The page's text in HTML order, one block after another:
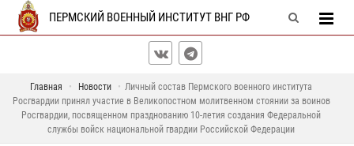
ПЕРМСКИЙ ВОЕННЫЙ ИНСТИТУТ ВНГ РФ
Главная Новости
Личный состав Пермского военного института
Росгвардии принял участие в Великопостном молитвенном стоянии за воинов
Росгвардии, посвященном празднованию 10-летия создания Федеральной
службы войск национальной гвардии Российской Федерации